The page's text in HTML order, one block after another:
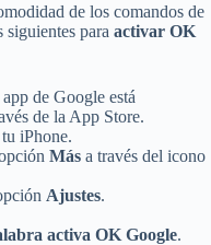
de los comandos de
para activar OK
de Google está
de la App Store.
iPhone.
Más a través del icono
Ajustes.
activa OK Google.